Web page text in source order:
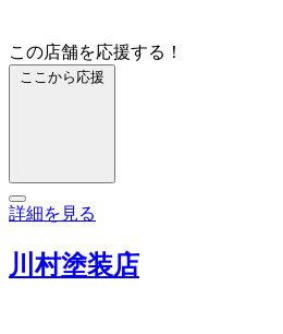
この店舗を応援する！
ここから応援
詳細を見る
川村塗装店